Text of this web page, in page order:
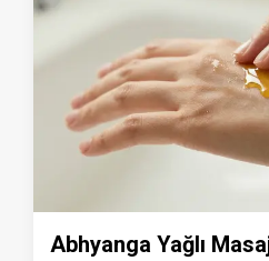
Abhyanga Yağlı